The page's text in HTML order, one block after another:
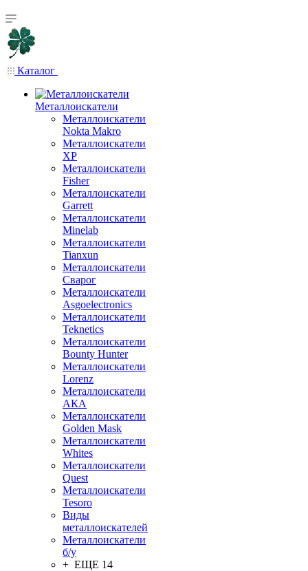
Каталог
Металлоискатели
Металлоискатели
Nokta Makro
Металлоискатели
XP
Металлоискатели
Fisher
Металлоискатели
Garrett
Металлоискатели
Minelab
Металлоискатели
Tianxun
Металлоискатели
Сварог
Металлоискатели
Asgoelectronics
Металлоискатели
Teknetics
Металлоискатели
Bounty Hunter
Металлоискатели
Lorenz
Металлоискатели
АКА
Металлоискатели
Golden Mask
Металлоискатели
Whites
Металлоискатели
Quest
Металлоискатели
Tesoro
Виды
металлоискателей
Металлоискатели
б/у
+ ЕЩЕ 14